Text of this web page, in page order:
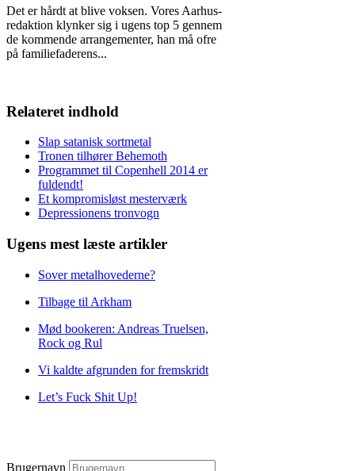
Det er hårdt at blive voksen. Vores Aarhus-
redaktion klynker sig i ugens top 5 gennem
de kommende arrangementer, han må ofre
på familiefaderens...
Relateret indhold
Slap satanisk sortmetal
Tronen tilhører Behemoth
Programmet til Copenhell 2014 er
fuldendt!
Et kompromisløst mesterværk
Depressionens tronvogn
Ugens mest læste artikler
Sover metalhovederne?
Tilbage til Arkham
Mød bookeren: Andreas Truelsen,
Rock og Rul
Vi kaldte afgrunden for fremskridt
Let’s Fuck Shit Up!
Brugernavn